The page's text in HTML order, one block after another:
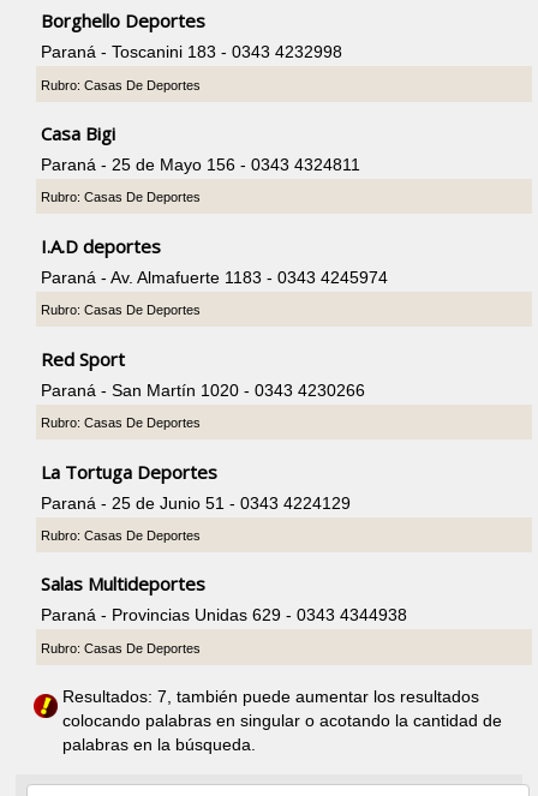
Borghello Deportes
Paraná - Toscanini 183 - 0343 4232998
Rubro: Casas De Deportes
Casa Bigi
Paraná - 25 de Mayo 156 - 0343 4324811
Rubro: Casas De Deportes
I.A.D deportes
Paraná - Av. Almafuerte 1183 - 0343 4245974
Rubro: Casas De Deportes
Red Sport
Paraná - San Martín 1020 - 0343 4230266
Rubro: Casas De Deportes
La Tortuga Deportes
Paraná - 25 de Junio 51 - 0343 4224129
Rubro: Casas De Deportes
Salas Multideportes
Paraná - Provincias Unidas 629 - 0343 4344938
Rubro: Casas De Deportes
Resultados: 7, también puede aumentar los resultados
colocando palabras en singular o acotando la cantidad de
palabras en la búsqueda.